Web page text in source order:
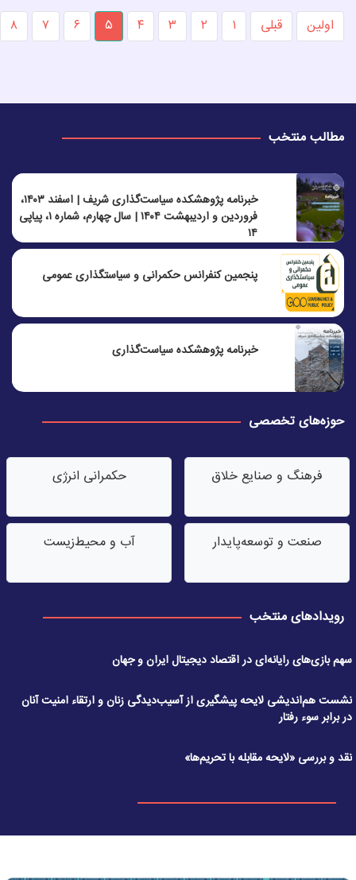
اولین قبلی ۱ ۲ ۳ ۴ ۵ ۶ ۷ ۸
مطالب منتخب
خبرنامه پژوهشکده سیاست‌گذاری شریف | اسفند ۱۴۰۳،
فروردین و اردیبهشت ۱۴۰۴ | سال چهارم، شماره ۱، پیاپی
۱۴
پنجمين كنفرانس حكمرانی و سياستگذاری عمومی
خبرنامه پژوهشکده سیاست‌گذاری
حوزه‌های تخصصی
فرهنگ و صنایع خلاق حکمرانی انرژی
صنعت‌ و توسعه‌پایدار آب‌ و محیط‌زیست
رویدادهای منتخب
سهم بازی‌های رایانه‌ای در اقتصاد دیجیتال ایران و جهان
نشست هم‌اندیشی لایحه پیشگیری از آسیب‌دیدگی زنان و ارتقاء امنیت آنان
در برابر سوء رفتار
نقد و بررسی «لایحه مقابله با تحریم‌ها»